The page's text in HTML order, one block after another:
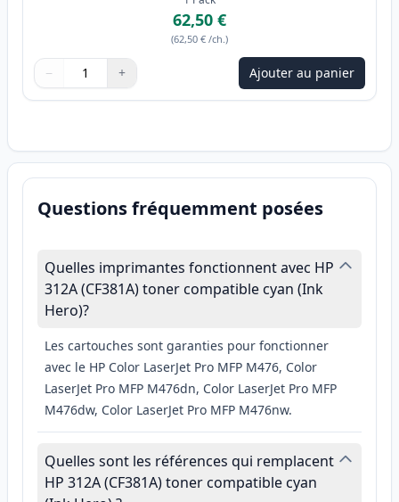
62,50 €
(62,50 € /ch.)
Quantité
Utilisez les boutons pour ajuster
− +
Quantité Ajouter au panier
Questions fréquemment posées
Quelles imprimantes fonctionnent avec HP
312A (CF381A) toner compatible cyan (Ink
Hero)?
Les cartouches sont garanties pour fonctionner
avec le HP Color LaserJet Pro MFP M476, Color
LaserJet Pro MFP M476dn, Color LaserJet Pro MFP
M476dw, Color LaserJet Pro MFP M476nw.
Quelles sont les références qui remplacent
HP 312A (CF381A) toner compatible cyan